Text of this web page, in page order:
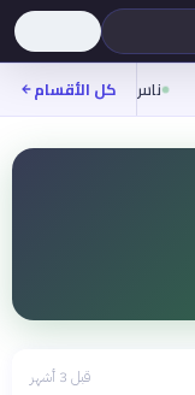
ناس روح
كل الأقسام
قبل 3 أشهر